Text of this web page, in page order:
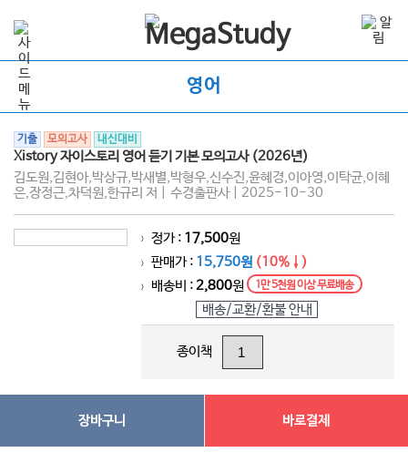
영어
기출 모의고사 내신대비
Xistory 자이스토리 영어 듣기 기본 모의고사 (2026년)
김도원,김현아,박상규,박새별,박형우,신수진,윤혜경,이아영,이탁균,이혜
은,장정근,차덕원,한규리 저 | 수경출판사 | 2025-10-30
> 정가 : 17,500원
> 판매가 : 15,750원 (10%↓)
> 배송비 :2,800원 1만 5천원 이상 무료배송
배송/교환/환불 안내
종이책
장바구니 바로결제